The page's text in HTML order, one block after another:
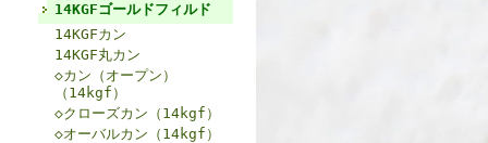
14KGFゴールドフィルド
14KGFカン
14KGF丸カン
◇カン（オープン）
（14kgf）
◇クローズカン（14kgf）
◇オーバルカン（14kgf）